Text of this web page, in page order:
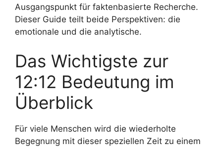
Ausgangspunkt für faktenbasierte Recherche.
Dieser Guide teilt beide Perspektiven: die
emotionale und die analytische.
Das Wichtigste zur
12:12 Bedeutung im
Überblick
Für viele Menschen wird die wiederholte
Begegnung mit dieser speziellen Zeit zu einem